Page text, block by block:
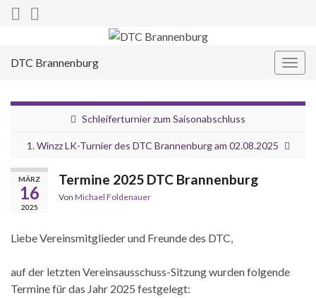
DTC Brannenburg
Schleiferturnier zum Saisonabschluss
1. Winzz LK-Turnier des DTC Brannenburg am 02.08.2025
MÄRZ
16
2025
Termine 2025 DTC Brannenburg
Von Michael Foldenauer
Liebe Vereinsmitglieder und Freunde des DTC,
auf der letzten Vereinsausschuss-Sitzung wurden folgende
Termine für das Jahr 2025 festgelegt: